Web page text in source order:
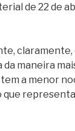
de 22 de
claramente,
maneira
a menor
que representa